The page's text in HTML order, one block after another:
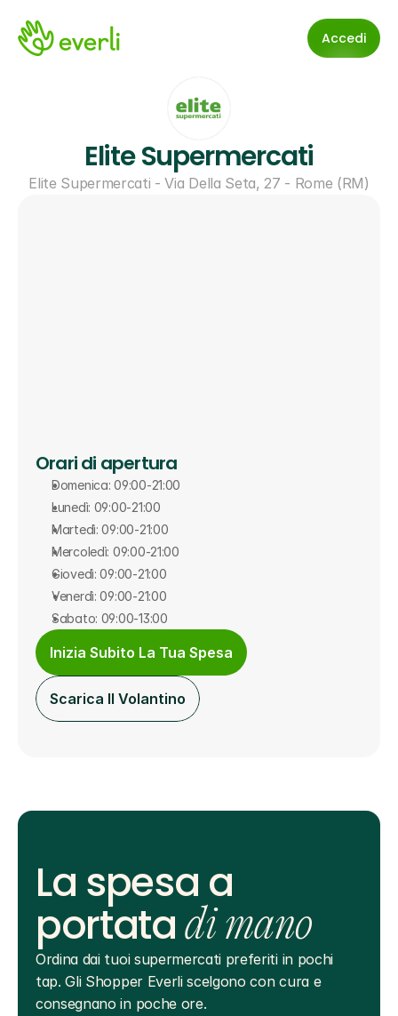
Accedi
Elite Supermercati
Elite Supermercati - Via Della Seta, 27 - Rome (RM)
Orari di apertura
Domenica: 09:00-21:00
Lunedì: 09:00-21:00
Martedì: 09:00-21:00
Mercoledì: 09:00-21:00
Giovedì: 09:00-21:00
Venerdì: 09:00-21:00
Sabato: 09:00-13:00
Inizia Subito La Tua Spesa
Scarica Il Volantino
La spesa a
portatadi mano
Ordina dai tuoi supermercati preferiti in pochi
tap. Gli Shopper Everli scelgono con cura e
consegnano in poche ore.